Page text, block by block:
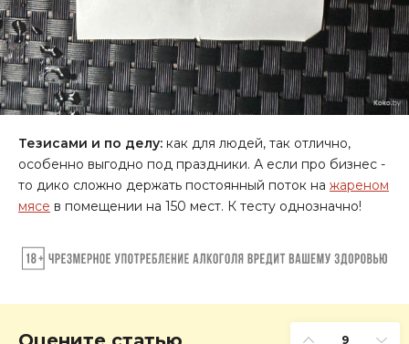
Тезисами и по делу: как для людей, так отлично,
особенно выгодно под праздники. А если про бизнес -
то дико сложно держать постоянный поток на жареном
мясе в помещении на 150 мест. К тесту однозначно!
9